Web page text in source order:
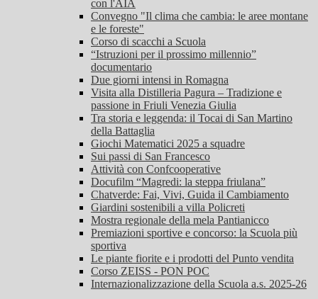
con l'AIA
Convegno "Il clima che cambia: le aree montane
e le foreste"
Corso di scacchi a Scuola
“Istruzioni per il prossimo millennio”
documentario
Due giorni intensi in Romagna
Visita alla Distilleria Pagura – Tradizione e
passione in Friuli Venezia Giulia
Tra storia e leggenda: il Tocai di San Martino
della Battaglia
Giochi Matematici 2025 a squadre
Sui passi di San Francesco
Attività con Confcooperative
Docufilm “Magredi: la steppa friulana”
Chatverde: Fai, Vivi, Guida il Cambiamento
Giardini sostenibili a villa Policreti
Mostra regionale della mela Pantianicco
Premiazioni sportive e concorso: la Scuola più
sportiva
Le piante fiorite e i prodotti del Punto vendita
Corso ZEISS - PON POC
Internazionalizzazione della Scuola a.s. 2025-26